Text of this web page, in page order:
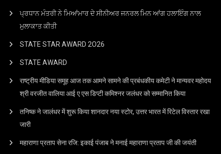
ਪ੍ਰਧਾਨ ਮੰਤਰੀ ਨੇ ਮਿਆਂਮਾਰ ਦੇ ਸੀਨੀਅਰ ਜਨਰਲ ਮਿਨ ਆਂਗ ਹਲਾਇੰਗ ਨਾਲ
ਮੁਲਾਕਾਤ ਕੀਤੀ
STATE STAR AWARD 2O26
STATE AWARD
राष्ट्रीय मीडिया समूह आज तक आमने सामने की प्रबंधकीय कमेटी ने मान्यवर महोदय
श्री वरजीत वालिया आई ए एस डिप्टी कमिश्नर जलंधर को सम्मानित किया
तनिष्क ने जालंधर में शुरू किया शानदार नया स्टोर, उत्तर भारत में रिटेल विस्तार रखा
जारी
महाराणा प्रताप सेना रजि: इकाई पंजाब ने मनाई महाराणा प्रताप जी की जयंती